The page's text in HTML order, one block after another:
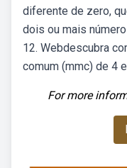
diferente de zero,
dois ou mais
12. Webdescubra
comum (mmc) de 4
For more